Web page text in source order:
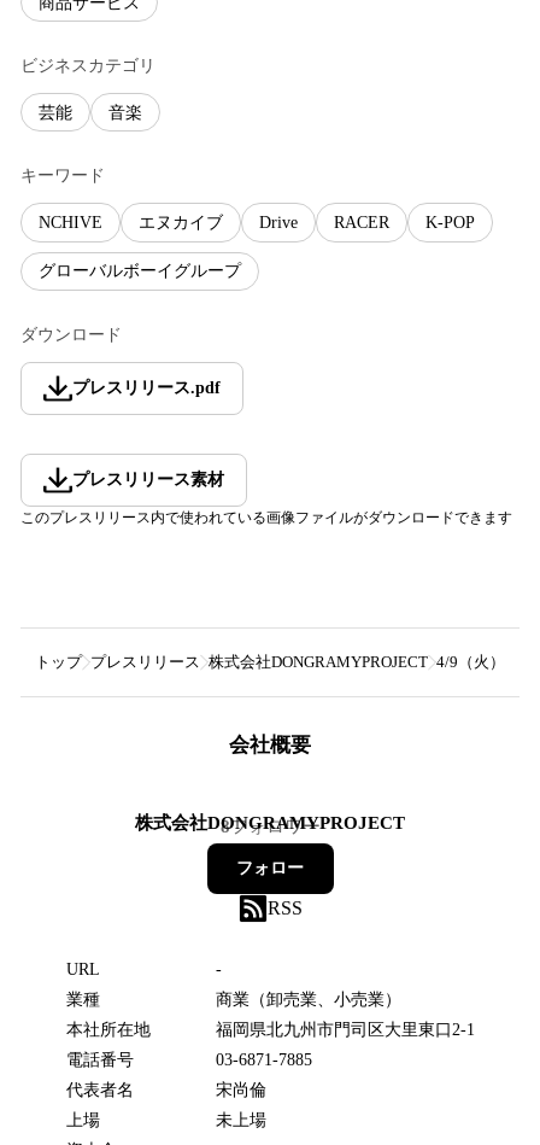
ビジネスカテゴリ
芸能 音楽
キーワード
NCHIVE エヌカイブ Drive RACER K-POP
グローバルボーイグループ
ダウンロード
プレスリリース.pdf
プレスリリース素材
このプレスリリース内で使われている画像ファイルがダウンロードできます
トップ プレスリリース 株式会社DONGRAMYPROJECT 4/9（火）発
会社概要
株式会社DONGRAMYPROJECT
8フォロワー
フォロー
RSS
URL
-
業種
商業（卸売業、小売業）
本社所在地
福岡県北九州市門司区大里東口2-1
電話番号
03-6871-7885
代表者名
宋尚倫
上場
未上場